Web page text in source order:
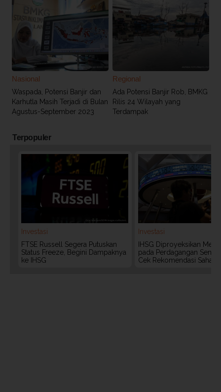
Nasional
Waspada, Potensi Banjir dan
Karhutla Masih Terjadi di Bulan
Agustus-September 2023
Regional
Ada Potensi Banjir Rob, BMKG
Rilis 24 Wilayah yang
Terdampak
Terpopuler
Investasi
FTSE Russell Segera Putuskan
Status Freeze, Begini Dampaknya
ke IHSG
Investasi
IHSG Diproyeksikan
pada Perdagangan Senin
Cek Rekomendasi